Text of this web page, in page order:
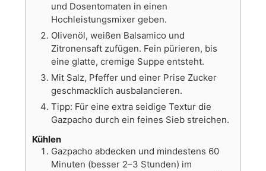
und Dosentomaten in einen
Hochleistungsmixer geben.
Olivenöl, weißen Balsamico und
Zitronensaft zufügen. Fein pürieren, bis
eine glatte, cremige Suppe entsteht.
Mit Salz, Pfeffer und einer Prise Zucker
geschmacklich ausbalancieren.
Tipp: Für eine extra seidige Textur die
Gazpacho durch ein feines Sieb streichen.
Kühlen
Gazpacho abdecken und mindestens 60
Minuten (besser 2–3 Stunden) im